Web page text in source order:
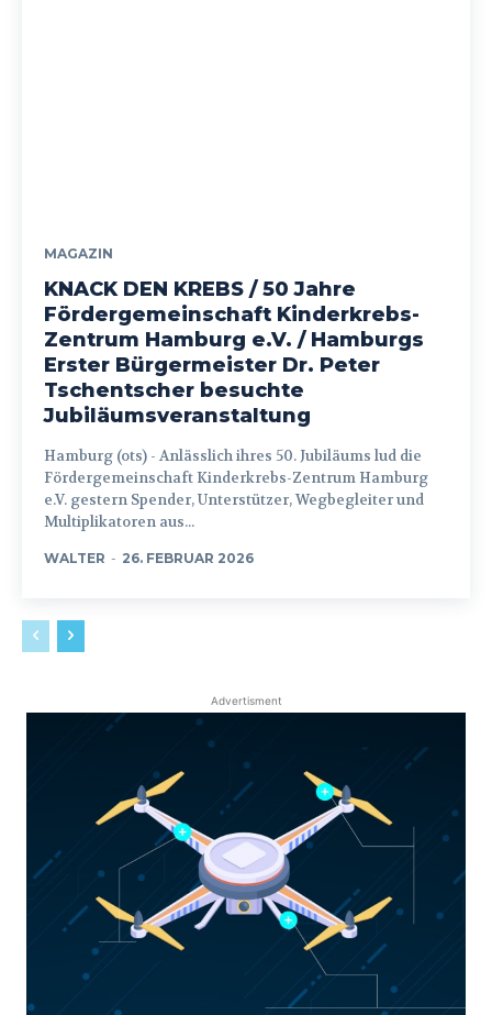
MAGAZIN
KNACK DEN KREBS / 50 Jahre
Fördergemeinschaft Kinderkrebs-
Zentrum Hamburg e.V. / Hamburgs
Erster Bürgermeister Dr. Peter
Tschentscher besuchte
Jubiläumsveranstaltung
Hamburg (ots) - Anlässlich ihres 50. Jubiläums lud die
Fördergemeinschaft Kinderkrebs-Zentrum Hamburg
e.V. gestern Spender, Unterstützer, Wegbegleiter und
Multiplikatoren aus...
WALTER - 26. FEBRUAR 2026
Advertisment